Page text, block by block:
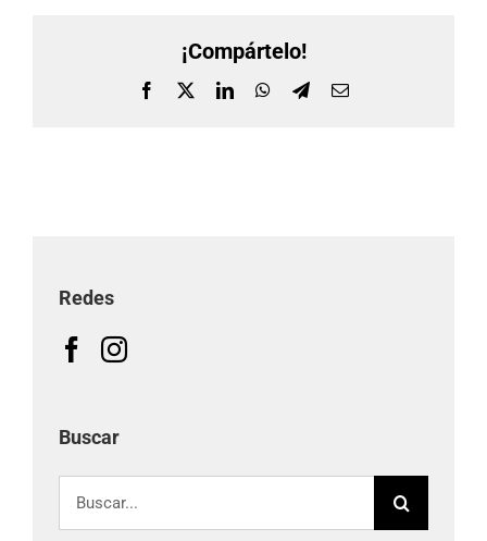
¡Compártelo!
Facebook LinkedInWhatsApp
TelegramCorreo
Redes
Buscar